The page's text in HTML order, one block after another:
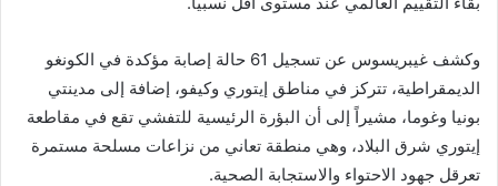
وكشف غيبريسوس عن تسجيل 61 حالة إصابة مؤكدة في الكونغو
الديمقراطية، تتركز في مناطق إيتوري وكيفو، إضافة إلى مدينتي
بونيا وغوما، مشيراً إلى أن البؤرة الرئيسية للتفشي تقع في مقاطعة
إيتوري شرق البلاد، وهي منطقة تعاني من نزاعات مسلحة مستمرة
تعرقل جهود الاحتواء والاستجابة الصحية.